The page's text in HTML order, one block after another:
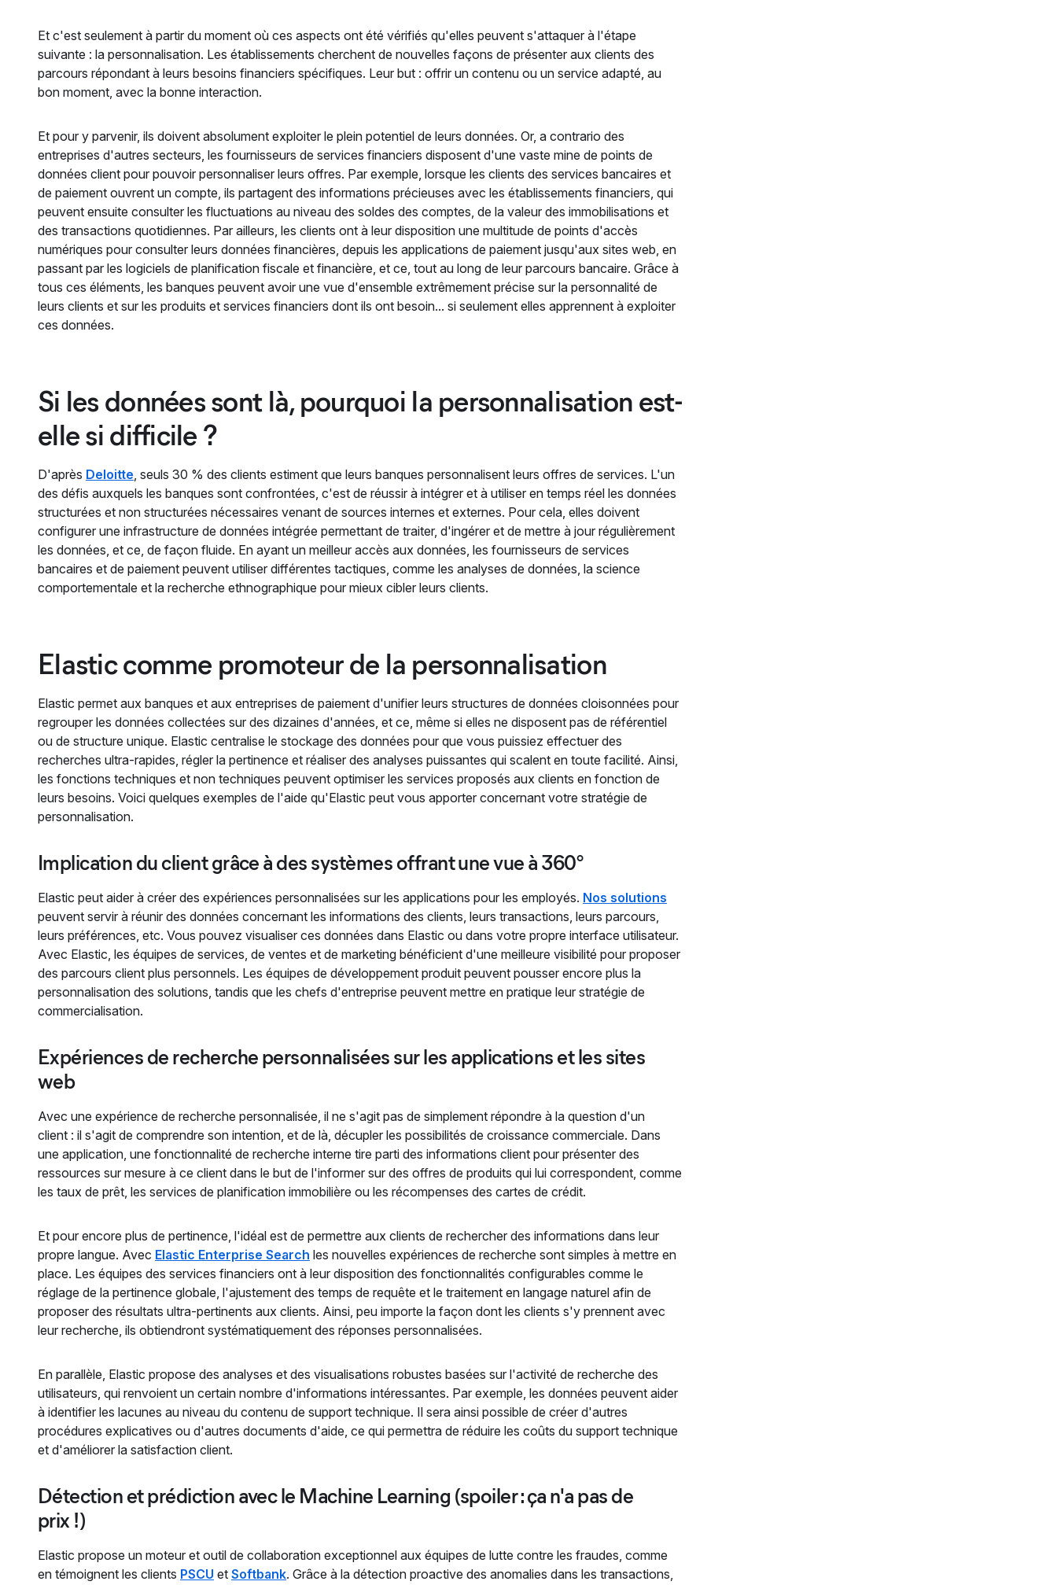
Et c'est seulement à partir du moment où ces aspects ont été vérifiés qu'elles peuvent s'attaquer à l'étape
suivante : la personnalisation. Les établissements cherchent de nouvelles façons de présenter aux clients des
parcours répondant à leurs besoins financiers spécifiques. Leur but : offrir un contenu ou un service adapté, au
bon moment, avec la bonne interaction.
Et pour y parvenir, ils doivent absolument exploiter le plein potentiel de leurs données. Or, a contrario des
entreprises d'autres secteurs, les fournisseurs de services financiers disposent d'une vaste mine de points de
données client pour pouvoir personnaliser leurs offres. Par exemple, lorsque les clients des services bancaires et
de paiement ouvrent un compte, ils partagent des informations précieuses avec les établissements financiers, qui
peuvent ensuite consulter les fluctuations au niveau des soldes des comptes, de la valeur des immobilisations et
des transactions quotidiennes. Par ailleurs, les clients ont à leur disposition une multitude de points d'accès
numériques pour consulter leurs données financières, depuis les applications de paiement jusqu'aux sites web, en
passant par les logiciels de planification fiscale et financière, et ce, tout au long de leur parcours bancaire. Grâce à
tous ces éléments, les banques peuvent avoir une vue d'ensemble extrêmement précise sur la personnalité de
leurs clients et sur les produits et services financiers dont ils ont besoin... si seulement elles apprennent à exploiter
ces données.
Si les données sont là, pourquoi la personnalisation est-
elle si difficile ?
D'après Deloitte , seuls 30 % des clients estiment que leurs banques personnalisent leurs offres de services. L'un
des défis auxquels les banques sont confrontées, c'est de réussir à intégrer et à utiliser en temps réel les données
structurées et non structurées nécessaires venant de sources internes et externes. Pour cela, elles doivent
configurer une infrastructure de données intégrée permettant de traiter, d'ingérer et de mettre à jour régulièrement
les données, et ce, de façon fluide. En ayant un meilleur accès aux données, les fournisseurs de services
bancaires et de paiement peuvent utiliser différentes tactiques, comme les analyses de données, la science
comportementale et la recherche ethnographique pour mieux cibler leurs clients.
Elastic comme promoteur de la personnalisation
Elastic permet aux banques et aux entreprises de paiement d'unifier leurs structures de données cloisonnées pour
regrouper les données collectées sur des dizaines d'années, et ce, même si elles ne disposent pas de référentiel
ou de structure unique. Elastic centralise le stockage des données pour que vous puissiez effectuer des
recherches ultra-rapides, régler la pertinence et réaliser des analyses puissantes qui scalent en toute facilité. Ainsi,
les fonctions techniques et non techniques peuvent optimiser les services proposés aux clients en fonction de
leurs besoins. Voici quelques exemples de l'aide qu'Elastic peut vous apporter concernant votre stratégie de
personnalisation.
Implication du client grâce à des systèmes offrant une vue à 360°
Elastic peut aider à créer des expériences personnalisées sur les applications pour les employés. Nos solutions
peuvent servir à réunir des données concernant les informations des clients, leurs transactions, leurs parcours,
leurs préférences, etc. Vous pouvez visualiser ces données dans Elastic ou dans votre propre interface utilisateur.
Avec Elastic, les équipes de services, de ventes et de marketing bénéficient d'une meilleure visibilité pour proposer
des parcours client plus personnels. Les équipes de développement produit peuvent pousser encore plus la
personnalisation des solutions, tandis que les chefs d'entreprise peuvent mettre en pratique leur stratégie de
commercialisation.
Expériences de recherche personnalisées sur les applications et les sites
web
Avec une expérience de recherche personnalisée, il ne s'agit pas de simplement répondre à la question d'un
client : il s'agit de comprendre son intention, et de là, décupler les possibilités de croissance commerciale. Dans
une application, une fonctionnalité de recherche interne tire parti des informations client pour présenter des
ressources sur mesure à ce client dans le but de l'informer sur des offres de produits qui lui correspondent, comme
les taux de prêt, les services de planification immobilière ou les récompenses des cartes de crédit.
Et pour encore plus de pertinence, l'idéal est de permettre aux clients de rechercher des informations dans leur
propre langue. Avec Elastic Enterprise Search les nouvelles expériences de recherche sont simples à mettre en
place. Les équipes des services financiers ont à leur disposition des fonctionnalités configurables comme le
réglage de la pertinence globale, l'ajustement des temps de requête et le traitement en langage naturel afin de
proposer des résultats ultra-pertinents aux clients. Ainsi, peu importe la façon dont les clients s'y prennent avec
leur recherche, ils obtiendront systématiquement des réponses personnalisées.
En parallèle, Elastic propose des analyses et des visualisations robustes basées sur l'activité de recherche des
utilisateurs, qui renvoient un certain nombre d'informations intéressantes. Par exemple, les données peuvent aider
à identifier les lacunes au niveau du contenu de support technique. Il sera ainsi possible de créer d'autres
procédures explicatives ou d'autres documents d'aide, ce qui permettra de réduire les coûts du support technique
et d'améliorer la satisfaction client.
Détection et prédiction avec le Machine Learning (spoiler : ça n'a pas de
prix !)
Elastic propose un moteur et outil de collaboration exceptionnel aux équipes de lutte contre les fraudes, comme
en témoignent les clients PSCU et Softbank. Grâce à la détection proactive des anomalies dans les transactions,